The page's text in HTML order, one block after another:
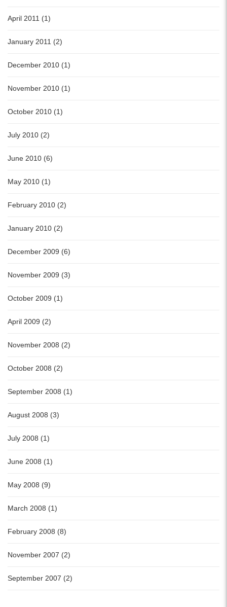
April 2011 (1)
January 2011 (2)
December 2010 (1)
November 2010 (1)
October 2010 (1)
July 2010 (2)
June 2010 (6)
May 2010 (1)
February 2010 (2)
January 2010 (2)
December 2009 (6)
November 2009 (3)
October 2009 (1)
April 2009 (2)
November 2008 (2)
October 2008 (2)
September 2008 (1)
August 2008 (3)
July 2008 (1)
June 2008 (1)
May 2008 (9)
March 2008 (1)
February 2008 (8)
November 2007 (2)
September 2007 (2)